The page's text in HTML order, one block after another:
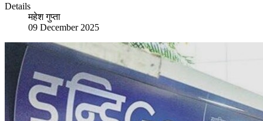
Details
महेश गुप्ता
09 December 2025